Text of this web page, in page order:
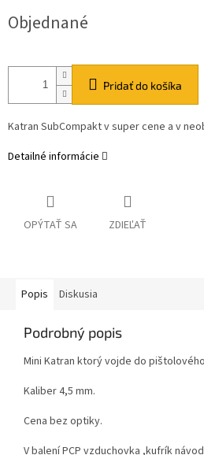
cena:
Objednané
Pridať do košíka
Katran SubCompakt v super cene a v
Detailné informácie
OPÝTAŤ SA ZDIEĽAŤ
Popis Diskusia
Podrobný popis
Mini Katran ktorý vojde do
Kaliber 4,5 mm.
Cena bez optiky.
V balení PCP vzduchovka ,kufrík